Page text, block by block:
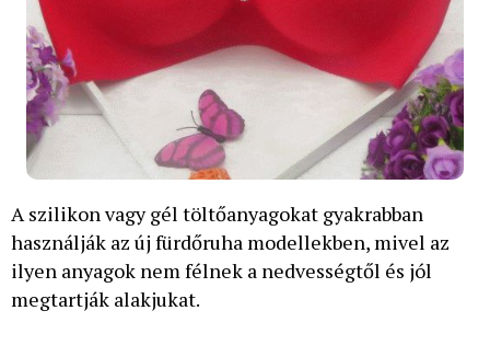
A szilikon vagy gél töltőanyagokat gyakrabban
használják az új fürdőruha modellekben, mivel az
ilyen anyagok nem félnek a nedvességtől és jól
megtartják alakjukat.